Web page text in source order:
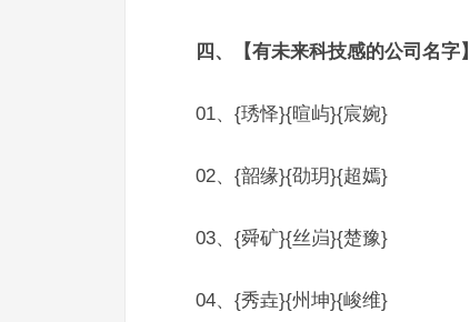
四、【有未来科技感的公司名字】
01、{琇怿}{暄屿}{宸婉}
02、{韶缘}{劭玥}{超嫣}
03、{舜矿}{丝岿}{楚豫}
04、{秀垚}{州坤}{峻维}